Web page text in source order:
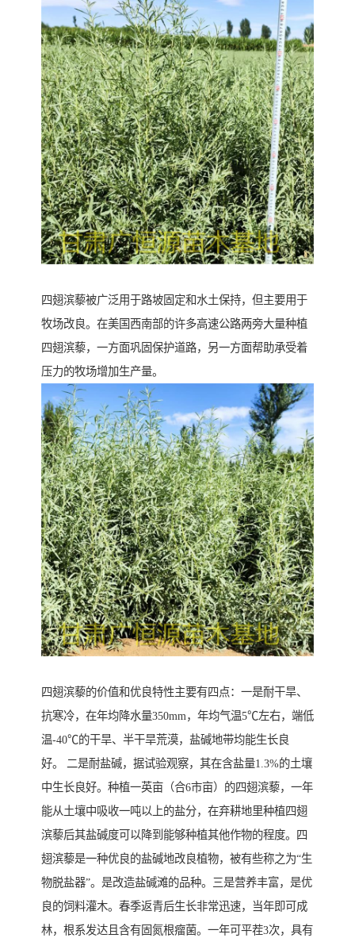
四翅滨藜被广泛用于路坡固定和水土保持，但主要用于
牧场改良。在美国西南部的许多高速公路两旁大量种植
四翅滨藜，一方面巩固保护道路，另一方面帮助承受着
压力的牧场增加生产量。
四翅滨藜的价值和优良特性主要有四点：一是耐干旱、
抗寒冷，在年均降水量350mm，年均气温5℃左右，端低
温-40℃的干旱、半干旱荒漠，盐碱地带均能生长良
好。 二是耐盐碱，据试验观察，其在含盐量1.3%的土壤
中生长良好。种植一英亩（合6市亩）的四翅滨藜，一年
能从土壤中吸收一吨以上的盐分，在弃耕地里种植四翅
滨藜后其盐碱度可以降到能够种植其他作物的程度。四
翅滨藜是一种优良的盐碱地改良植物，被有些称之为“生
物脱盐器”。是改造盐碱滩的品种。三是营养丰富，是优
良的饲料灌木。春季返青后生长非常迅速，当年即可成
林，根系发达且含有固氮根瘤菌。一年可平茬3次，具有